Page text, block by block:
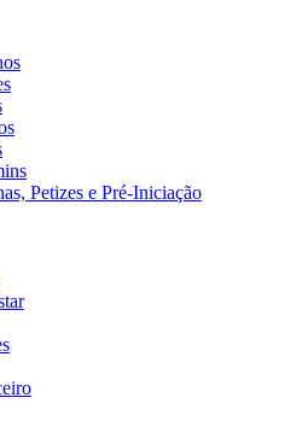
Petizes e Pré-Iniciação